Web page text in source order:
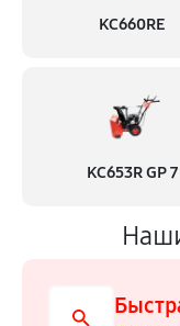
KC660RE
KC653R GP 7